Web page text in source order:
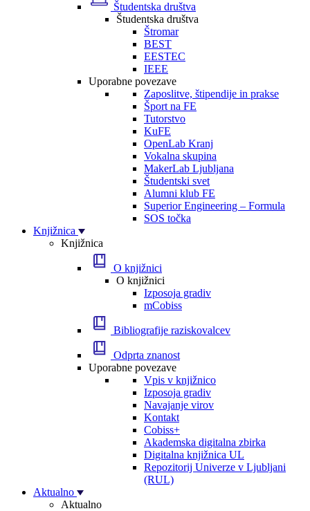
Študentska društva
Študentska društva
Štromar
BEST
EESTEC
IEEE
Uporabne povezave
Zaposlitve, štipendije in prakse
Šport na FE
Tutorstvo
KuFE
OpenLab Kranj
Vokalna skupina
MakerLab Ljubljana
Študentski svet
Alumni klub FE
Superior Engineering – Formula
SOS točka
Knjižnica
Knjižnica
O knjižnici
O knjižnici
Izposoja gradiv
mCobiss
Bibliografije raziskovalcev
Odprta znanost
Uporabne povezave
Vpis v knjižnico
Izposoja gradiv
Navajanje virov
Kontakt
Cobiss+
Akademska digitalna zbirka
Digitalna knjižnica UL
Repozitorij Univerze v Ljubljani
(RUL)
Aktualno
Aktualno